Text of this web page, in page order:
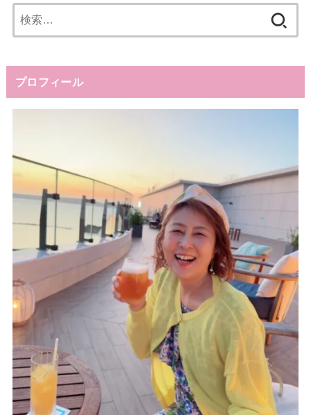
索:
プロフィール